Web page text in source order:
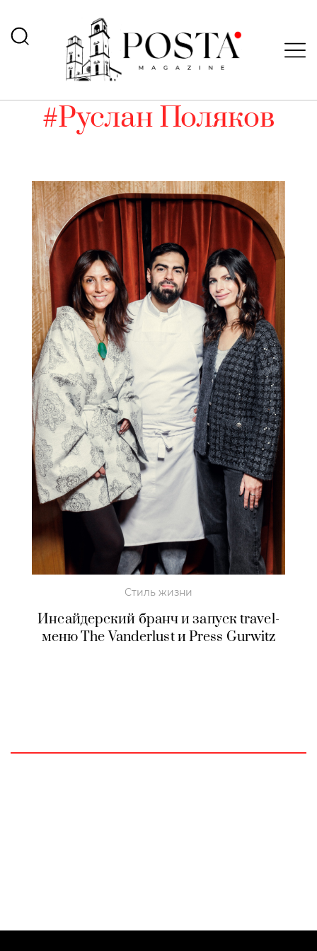
#Руслан Поляков
Стиль жизни
Инсайдерский бранч и запуск travel-
меню The Vanderlust и Press Gurwitz